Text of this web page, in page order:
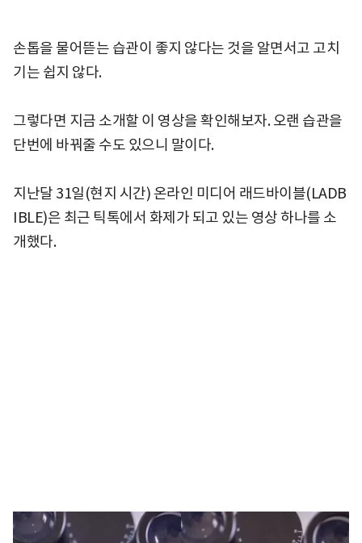
손톱을 물어뜯는 습관이 좋지 않다는 것을 알면서고 고치
기는 쉽지 않다.
그렇다면 지금 소개할 이 영상을 확인해보자. 오랜 습관을
단번에 바꿔줄 수도 있으니 말이다.
지난달 31일(현지 시간) 온라인 미디어 래드바이블(LADB
IBLE)은 최근 틱톡에서 화제가 되고 있는 영상 하나를 소
개했다.